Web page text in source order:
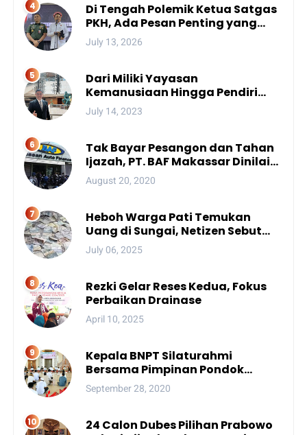
Di Tengah Polemik Ketua Satgas
PKH, Ada Pesan Penting yang
Ditegaskan ke Publik
July 13, 2026
Dari Miliki Yayasan
Kemanusiaan Hingga Pendiri
Unhan, Begini Profil Bro Rivai
Putra Sulsel Yang Promosi
July 14, 2023
Tak Bayar Pesangon dan Tahan
Ijazah, PT. BAF Makassar Dinilai
Wajib Dibekukan
August 20, 2020
Heboh Warga Pati Temukan
Uang di Sungai, Netizen Sebut
Fenomena Aneh
July 06, 2025
Rezki Gelar Reses Kedua, Fokus
Perbaikan Drainase
April 10, 2025
Kepala BNPT Silaturahmi
Bersama Pimpinan Pondok
Pesantren Se-Sulsel
September 28, 2020
24 Calon Dubes Pilihan Prabowo